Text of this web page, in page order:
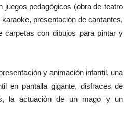
juegos pedagógicos (obra de teatro
presentación de cantantes,
carpetas con dibujos para pintar y
y animación infantil, una
en pantalla gigante, disfraces de
la actuación de un mago y un